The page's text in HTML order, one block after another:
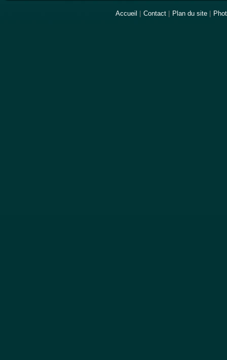
Accueil Contact Plan du site